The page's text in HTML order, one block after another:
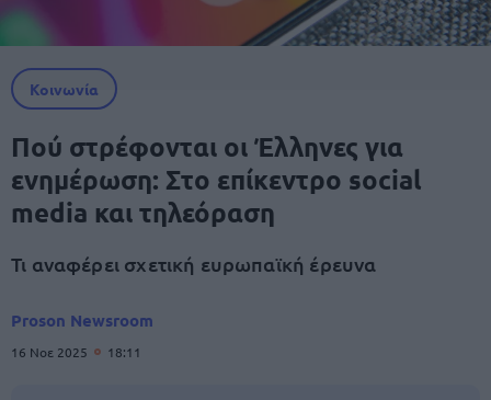
Κοινωνία
Πού στρέφονται οι Έλληνες για
ενημέρωση: Στο επίκεντρο social
media και τηλεόραση
Τι αναφέρει σχετική ευρωπαϊκή έρευνα
Proson Newsroom
16 Νοε 2025 18:11